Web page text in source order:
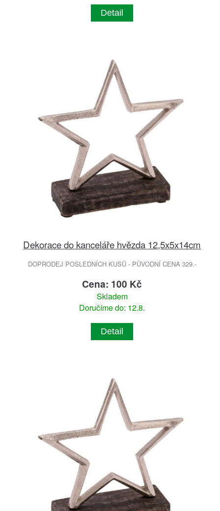
Detail
Dekorace do kanceláře hvězda 12,5x5x14cm
DOPRODEJ POSLEDNÍCH KUSŮ - PŮVODNÍ CENA 329.-
Cena: 100 Kč
Skladem
Doručíme do: 12.8.
Detail